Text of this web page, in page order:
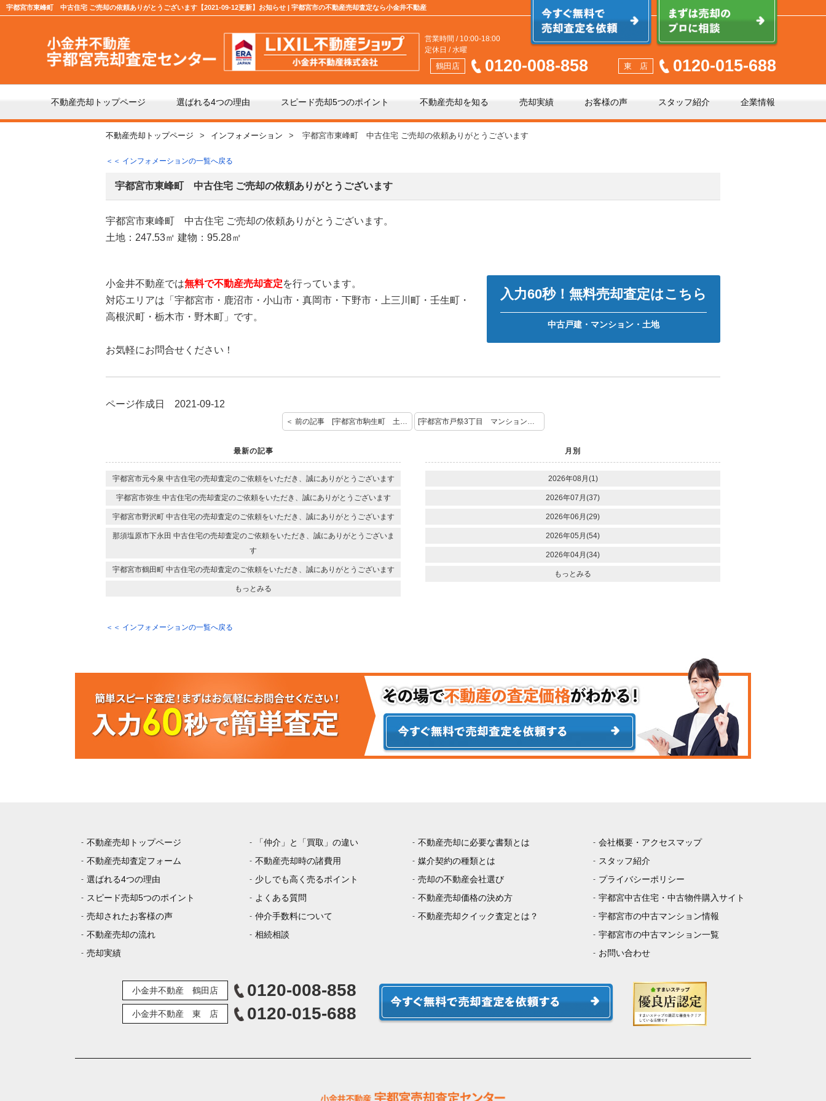
宇都宮市東峰町 中古住宅 ご売却の依頼ありがとうございます【2021-09-12更新】お知らせ | 宇都宮市の不動産売却査定なら小金井不動産
営業時間 / 10:00-18:00
定休日 / 水曜
鶴田店 0120-008-858 東 店 0120-015-688
不動産売却トップページ 選ばれる4つの理由 スピード売却5つのポイント 不動産売却を知る
不動産の売却の流れ 「仲介」と「買取」の違い 不動産売却時の諸費用
よくある質問 仲介手数料について
媒介契約の種類とは 売却の不動産会社選び
売却実績 お客様の声 スタッフ紹介 企業情報
不動産売却トップページ インフォメーション 宇都宮市東峰町 中古住宅 ご売却の依頼ありがとうございます
＜＜ インフォメーションの一覧へ戻る
宇都宮市東峰町 中古住宅 ご売却の依頼ありがとうございます
宇都宮市東峰町 中古住宅 ご売却の依頼ありがとうございます。
土地：247.53㎡ 建物：95.28㎡
小金井不動産では無料で不動産売却査定を行っています。
対応エリアは「宇都宮市・鹿沼市・小山市・真岡市・下野市・上三川町・壬生町・
高根沢町・栃木市・野木町」です。
お気軽にお問合せください！
入力60秒！無料売却査定はこちら
中古戸建・マンション・土地
ページ作成日 2021-09-12
＜ 前の記事 [宇都宮市駒生町 土地 ご売却の依頼ありがとうございます。] [宇都宮市戸祭3丁目 マンション 売却のご依頼ありがとうございます。] 次の記事 ＞
最新の記事
宇都宮市元今泉 中古住宅の売却査定のご依頼をいただき、誠にありがとうございます
宇都宮市弥生 中古住宅の売却査定のご依頼をいただき、誠にありがとうございます
宇都宮市野沢町 中古住宅の売却査定のご依頼をいただき、誠にありがとうございます
那須塩原市下永田 中古住宅の売却査定のご依頼をいただき、誠にありがとうございま
す
宇都宮市鶴田町 中古住宅の売却査定のご依頼をいただき、誠にありがとうございます
もっとみる
月別
2026年08月(1)
2026年07月(37)
2026年06月(29)
2026年05月(54)
2026年04月(34)
もっとみる
＜＜ インフォメーションの一覧へ戻る
不動産売却トップページ
不動産売却査定フォーム
選ばれる4つの理由
スピード売却5つのポイント
売却されたお客様の声
不動産売却の流れ
売却実績
「仲介」と「買取」の違い
不動産売却時の諸費用
少しでも高く売るポイント
よくある質問
仲介手数料について
相続相談
不動産売却に必要な書類とは
媒介契約の種類とは
売却の不動産会社選び
不動産売却価格の決め方
不動産売却クイック査定とは？
会社概要・アクセスマップ
スタッフ紹介
プライバシーポリシー
宇都宮中古住宅・中古物件購入サイト
宇都宮市の中古マンション情報
宇都宮市の中古マンション一覧
お問い合わせ
小金井不動産 鶴田店 0120-008-858
小金井不動産 東 店 0120-015-688